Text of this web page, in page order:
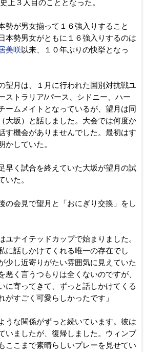
上３人目のこととなった。
勢が男女揃って１６強入りすること
本勢男女がともに１６強入りするのは
美咲以来、１０年ぶりの快挙となっ
望月は、１月に行われた国別対抗戦ユ
ストラリア/パース、シドニー、ハー
ームメイトとなっているが、望月は同
大坂）と話しました。大会では何度か
す機会がありませんでした。最初はす
かしていた。
早く試合を終えていた大坂が望月の試
いた。
の会見で望月と「おにぎり交換」をし
ユナイテッドカップで始まりました。
に話しかけてくれる唯一の存在でし
少し近寄りがたい雰囲気に見えていた
悪く言うつもりは全くないのですが、
に寄ってきて、ずっと話しかけてくる
がすごく可愛らしかったです」
うな関係がずっと続いています。彼は
いましたが、復帰しました。ウィンブ
ここまで素晴らしいプレーを見せてい